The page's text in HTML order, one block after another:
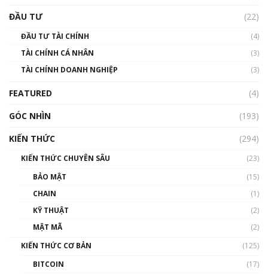
00:02:14
Nhìn lại năm 2022: Những sự kiện ảnh hưởng
đến hệ sinh thái tiền mã hoá | Phổ cập
00:43:47
ĐẦU TƯ
(22)
ĐẦU TƯ TÀI CHÍNH
(4)
TÀI CHÍNH CÁ NHÂN
(3)
TÀI CHÍNH DOANH NGHIỆP
(3)
FEATURED
(4)
GÓC NHÌN
(193)
KIẾN THỨC
(294)
KIẾN THỨC CHUYÊN SÂU
(23)
BẢO MẬT
(15)
CHAIN
(1)
KỸ THUẬT
(2)
MẬT MÃ
(2)
KIẾN THỨC CƠ BẢN
(125)
BITCOIN
(17)